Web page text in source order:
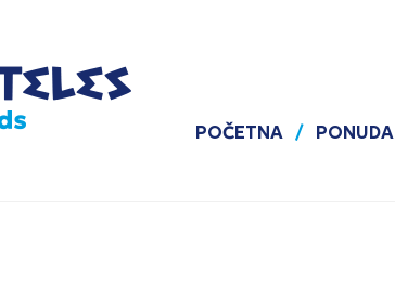
POČETNA PONUDA